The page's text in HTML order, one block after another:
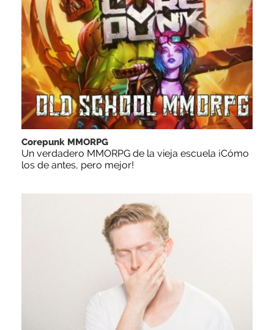
Corepunk MMORPG
Un verdadero MMORPG de la vieja escuela ¡Cómo
los de antes, pero mejor!